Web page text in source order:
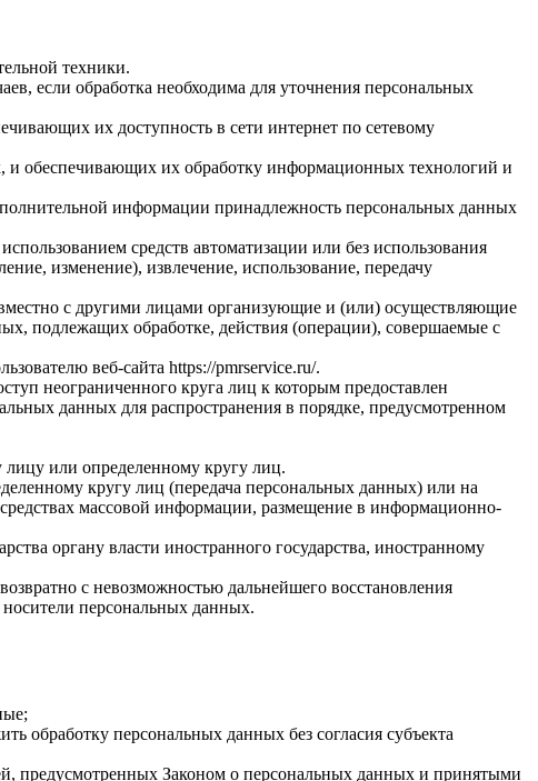
техники.
если обработка необходима для уточнения персональных
их доступность в сети интернет по сетевому
обеспечивающих их обработку информационных технологий и
информации принадлежность персональных данных
средств автоматизации или без использования
изменение), извлечение, использование, передачу
с другими лицами организующие и (или) осуществляющие
подлежащих обработке, действия (операции), совершаемые с
веб-сайта https://pmrservice.ru/.
неограниченного круга лиц к которым предоставлен
данных для распространения в порядке, предусмотренном
или определенному кругу лиц.
кругу лиц (передача персональных данных) или на
массовой информации, размещение в информационно-
органу власти иностранного государства, иностранному
с невозможностью дальнейшего восстановления
персональных данных.
обработку персональных данных без согласия субъекта
предусмотренных Законом о персональных данных и принятыми